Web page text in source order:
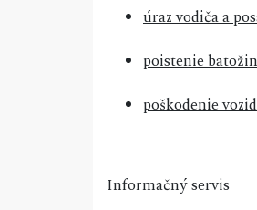
úraz vodiča a
poistenie
poškodenie
Informačný servis